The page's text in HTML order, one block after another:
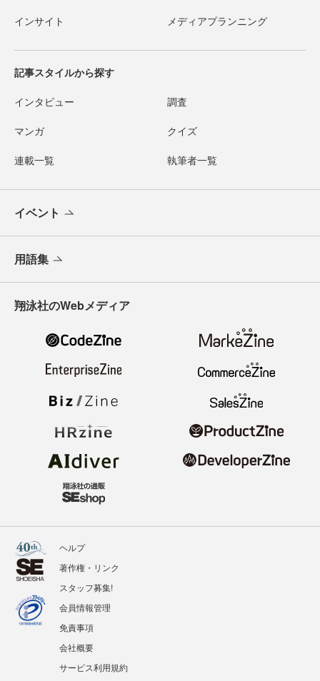
インサイト メディアプランニング
記事スタイルから探す
インタビュー 調査
マンガ クイズ
連載一覧 執筆者一覧
イベント
用語集
翔泳社のWebメディア
ヘルプ
著作権・リンク
スタッフ募集!
会員情報管理
免責事項
会社概要
サービス利用規約